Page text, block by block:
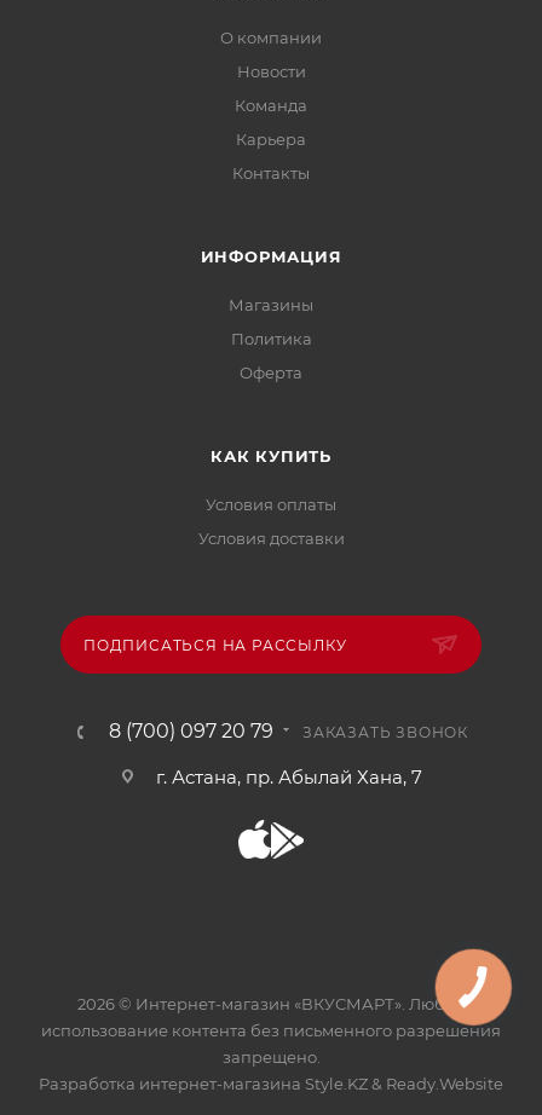
О компании
Новости
Команда
Карьера
Контакты
ИНФОРМАЦИЯ
Магазины
Политика
Офертa
КАК КУПИТЬ
Условия оплаты
Условия доставки
ПОДПИСАТЬСЯ НА РАССЫЛКУ
8 (700) 097 20 79 ЗАКАЗАТЬ ЗВОНОК
г. Астана, пр. Абылай Хана, 7
2026 © Интернет-магазин «ВКУСМАРТ». Любое
использование контента без письменного разрешения
запрещено.
Разработка интернет-магазина Style.KZ& Ready.Website